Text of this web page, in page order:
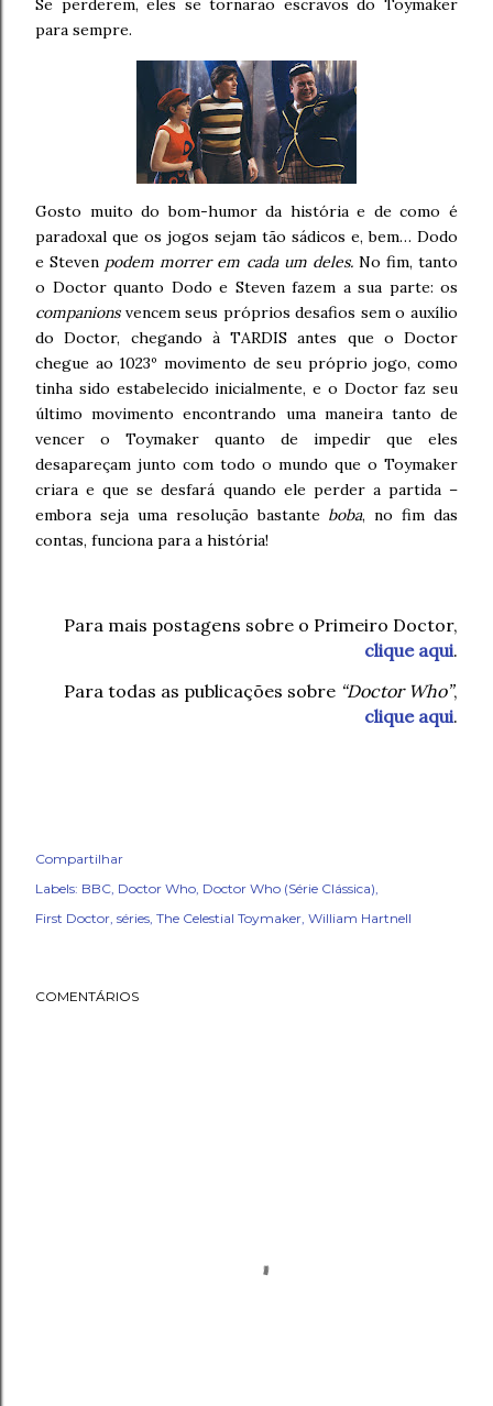
Se perderem, eles se tornarão escravos do Toymaker
para sempre.
Gosto muito do bom-humor da história e de como é
paradoxal que os jogos sejam tão sádicos e, bem… Dodo
e Steven podem morrer em cada um deles.No fim, tanto
o Doctor quanto Dodo e Steven fazem a sua parte: os
companionsvencem seus próprios desafios sem o auxílio
do Doctor, chegando à TARDIS antes que o Doctor
chegue ao 1023º movimento de seu próprio jogo, como
tinha sido estabelecido inicialmente, e o Doctor faz seu
último movimento encontrando uma maneira tanto de
vencer o Toymaker quanto de impedir que eles
desapareçam junto com todo o mundo que o Toymaker
criara e que se desfará quando ele perder a partida –
embora seja uma resolução bastante boba, no fim das
contas, funciona para a história!
Para mais postagens sobre o Primeiro Doctor,
clique aqui.
Para todas as publicações sobre “Doctor Who”,
clique aqui.
Compartilhar
Labels: BBC Doctor Who Doctor Who (Série Clássica)
First Doctor séries The Celestial Toymaker William Hartnell
COMENTÁRIOS